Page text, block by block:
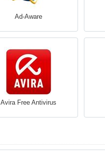
Ad-Aware
Avira Free Antivirus